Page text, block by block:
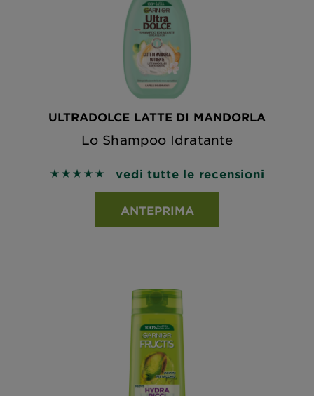
ULTRADOLCE LATTE DI MANDORLA
Lo Shampoo Idratante
5 out of 5 stars based on reviews
vedi tutte le recensioni
ANTEPRIMA